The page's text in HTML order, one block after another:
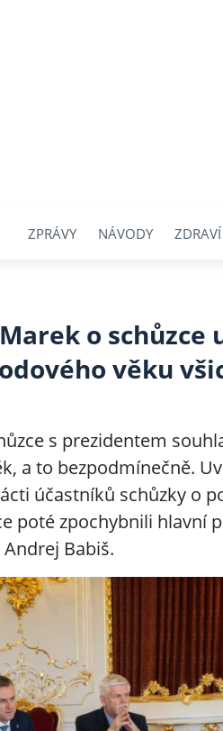
ZPRÁVY NÁVODY ZDRAVÍ
o schůzce
věku
s prezidentem
a to bezpodmínečně.
účastníků schůzky o
poté zpochybnili hlavní
Babiš.